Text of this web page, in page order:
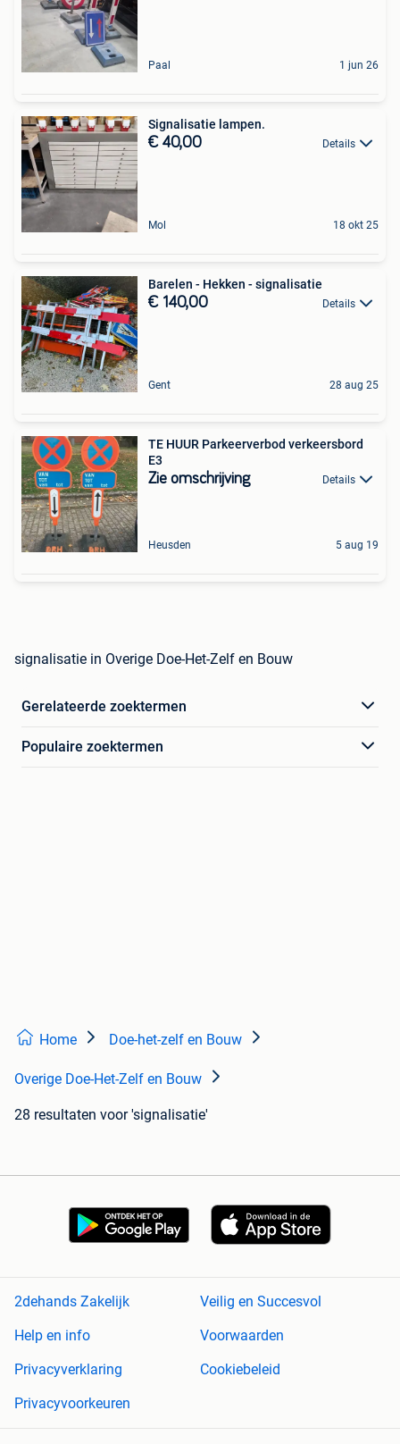
Paal 1 jun 26
Signalisatie lampen.
€ 40,00 Details
Mol 18 okt 25
Barelen - Hekken - signalisatie
€ 140,00 Details
Gent 28 aug 25
TE HUUR Parkeerverbod verkeersbord
E3
Zie omschrijving Details
Heusden 5 aug 19
signalisatie in Overige Doe-Het-Zelf en Bouw
Gerelateerde zoektermen
Populaire zoektermen
Home Doe-het-zelf en Bouw
Overige Doe-Het-Zelf en Bouw
28 resultaten voor 'signalisatie'
2dehands Zakelijk
Veilig en Succesvol
Help en info
Voorwaarden
Privacyverklaring
Cookiebeleid
Privacyvoorkeuren